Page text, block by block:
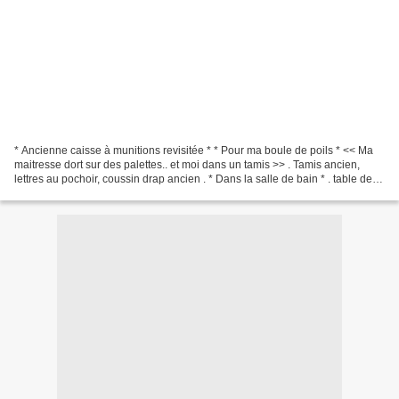
* Ancienne caisse à munitions revisitée * * Pour ma boule de poils * << Ma
maitresse dort sur des palettes.. et moi dans un tamis >> . Tamis ancien,
lettres au pochoir, coussin drap ancien . * Dans la salle de bain * . table de